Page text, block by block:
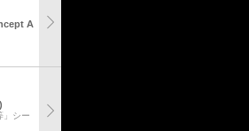
A
」シー